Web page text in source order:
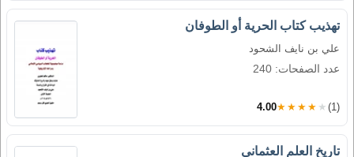
تهذيب كتاب الحرية أو الطوفان
علي بن نايف الشحود
عدد الصفحات: 240
4.00★★★★★ (1)
تاريخ العلم العثماني